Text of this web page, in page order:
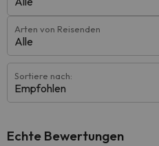
Arten von Reisenden
Alle
Sortiere nach:
Empfohlen
Echte Bewertungen